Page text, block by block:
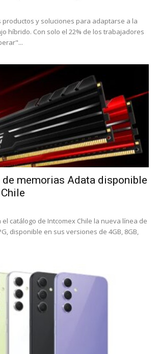
productos y soluciones para adaptarse a la
híbrido. Con solo el 22% de los trabajadores
de memorias Adata disponible
catálogo de Intcomex Chile la nueva línea de
disponible en sus versiones de 4GB, 8GB,